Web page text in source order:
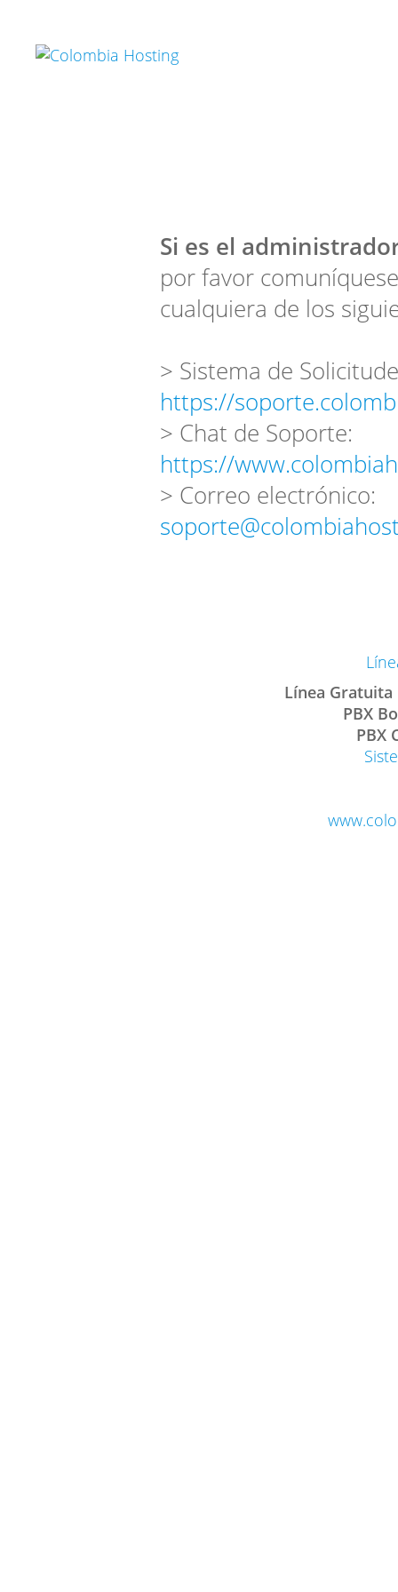
Si es el
por favor
cualquiera de los
> Sistema de
https://
> Chat de Soporte:
https://
> Correo electrónico:
Línea Gratuita
PBX
PBX